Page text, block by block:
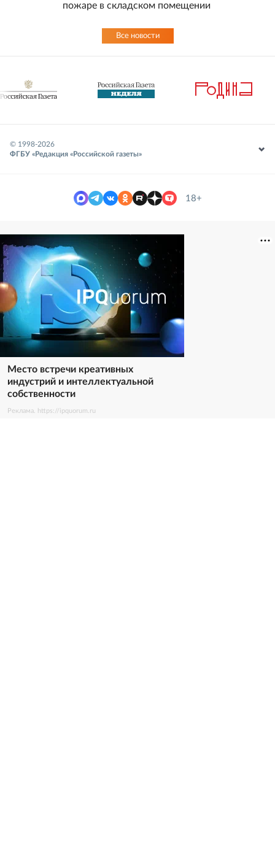
пожаре в складском помещении
Все новости
© 1998-2026
ФГБУ «Редакция «Российской газеты»
18+
Место встречи креативных
индустрий и интеллектуальной
собственности
Реклама. https://ipquorum.ru